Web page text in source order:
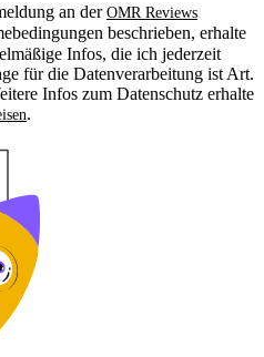
an derOMR Reviews
beschrieben, erhalte
Infos, die ich jederzeit
für die Datenverarbeitung ist Art.
Infos zum Datenschutz erhalte
.